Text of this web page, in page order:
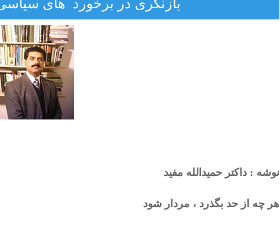
بازنگری در برخورد های سیاسی
نوشه : داکتر حمیدالله مفید
هر چه از حد بگذرد ، مردار شود